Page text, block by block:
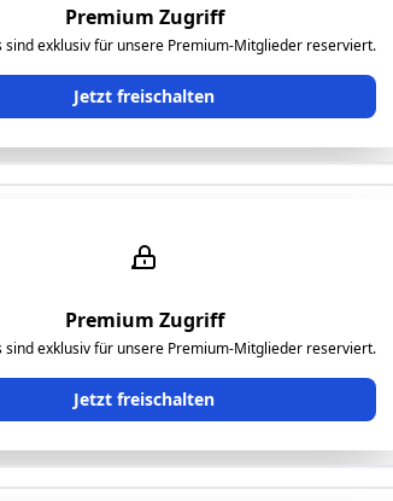
Premium Zugriff
sind exklusiv für unsere Premium-Mitglieder reserviert.
Jetzt freischalten
Die derzeit bestehende Ölheizung ist
Premium Zugriff
sind exklusiv für unsere Premium-Mitglieder reserviert.
Jetzt freischalten
in geschlossener Bauweise. Das Wohnhaus
hinteren Ende des Grundstückes und ist
Zustand "B" …"